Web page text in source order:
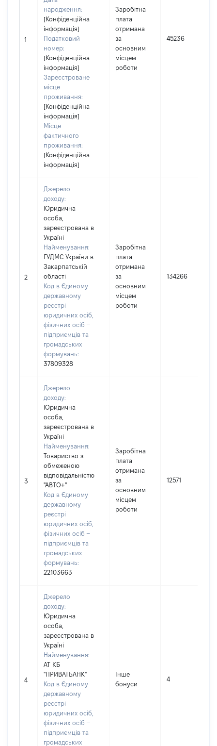
1
народження:
[Конфіденційна
інформація]
Податковий
номер:
[Конфіденційна
інформація]
Зареєстроване
місце
проживання:
[Конфіденційна
інформація]
Місце
фактичного
проживання:
[Конфіденційна
інформація]
Заробітна
плата
отримана
за
основним
місцем
роботи
45236
2
Джерело
доходу:
Юридична
особа,
зареєстрована в
Україні
Найменування:
ГУДМС України в
Закарпатській
області
Код в Єдиному
державному
реєстрі
юридичних осіб,
фізичних осіб –
підприємців та
громадських
формувань:
37809328
Заробітна
плата
отримана
за
основним
місцем
роботи
134266
3
Джерело
доходу:
Юридична
особа,
зареєстрована в
Україні
Найменування:
Товариство з
обмеженою
відповідальністю
"АВТО+"
Код в Єдиному
державному
реєстрі
юридичних осіб,
фізичних осіб –
підприємців та
громадських
формувань:
22103663
Заробітна
плата
отримана
за
основним
місцем
роботи
12571
4
Джерело
доходу:
Юридична
особа,
зареєстрована в
Україні
Найменування:
АТ КБ
"ПРИВАТБАНК"
Код в Єдиному
державному
реєстрі
юридичних осіб,
фізичних осіб –
підприємців та
громадських
Інше
бонуси
4